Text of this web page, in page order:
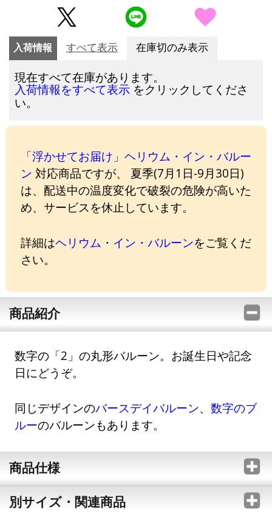
入荷情報 すべて表示 在庫切のみ表示
現在すべて在庫があります。
入荷情報をすべて表示 をクリックしてくださ
い。
「浮かせてお届け」ヘリウム・イン・バルー
ン 対応商品ですが、 夏季(7月1日-9月30日)
は、配送中の温度変化で破裂の危険が高いた
め、サービスを休止しています。
詳細はヘリウム・イン・バルーンをご覧くだ
さい。
商品紹介
数字の「2」の丸形バルーン。お誕生日や記念
日にどうぞ。
同じデザインのバースデイバルーン、数字のブ
ルーのバルーンもあります。
商品仕様
別サイズ・関連商品